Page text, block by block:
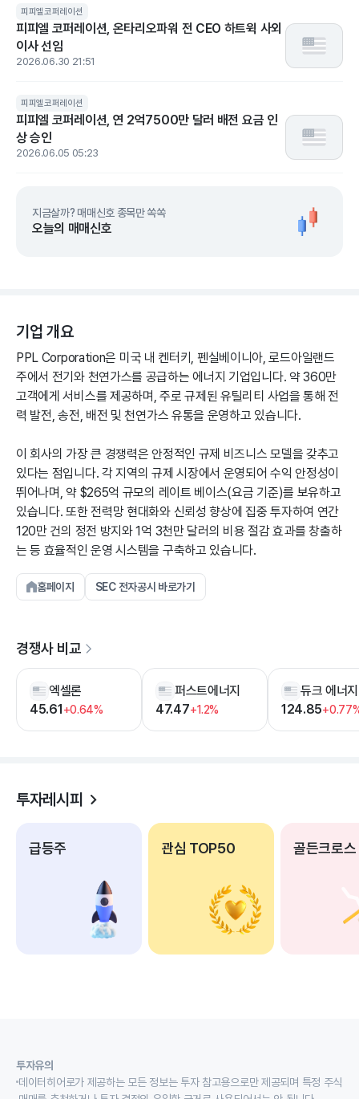
피피엘코퍼레이션
피피엘 코퍼레이션, 온타리오파워 전 CEO 하트윅 사외
이사 선임
2026.06.30 21:51
피피엘코퍼레이션
피피엘 코퍼레이션, 연 2억7500만 달러 배전 요금 인
상 승인
2026.06.05 05:23
지금살까? 매매신호 종목만 쏙쏙
오늘의 매매신호
기업 개요
PPL Corporation은 미국 내 켄터키, 펜실베이니아, 로드아일랜드
주에서 전기와 천연가스를 공급하는 에너지 기업입니다. 약 360만
고객에게 서비스를 제공하며, 주로 규제된 유틸리티 사업을 통해 전
력 발전, 송전, 배전 및 천연가스 유통을 운영하고 있습니다.
이 회사의 가장 큰 경쟁력은 안정적인 규제 비즈니스 모델을 갖추고
있다는 점입니다. 각 지역의 규제 시장에서 운영되어 수익 안정성이
뛰어나며, 약 $265억 규모의 레이트 베이스(요금 기준)를 보유하고
있습니다. 또한 전력망 현대화와 신뢰성 향상에 집중 투자하여 연간
120만 건의 정전 방지와 1억 3천만 달러의 비용 절감 효과를 창출하
는 등 효율적인 운영 시스템을 구축하고 있습니다.
홈페이지 SEC 전자공시 바로가기
경쟁사 비교
엑셀론
45.61+0.64%
퍼스트에너지
47.47+1.2%
듀크 에너지
124.85
투자레시피
급등주 관심 TOP50 골든크로스
투자유의
데이터히어로가 제공하는 모든 정보는 투자 참고용으로만 제공되며 특정 주식